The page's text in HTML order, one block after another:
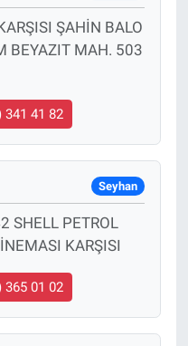
ŞAHİN BALO
BEYAZIT MAH. 503
341 41 82
Seyhan
SHELL PETROL
KARŞISI
365 01 02